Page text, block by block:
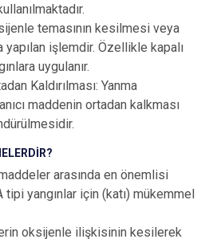
temasının kesilmesi veya
yapılan işlemdir. Özellikle kapalı
uygulanır.
Kaldırılması: Yanma
maddenin ortadan kalkması
arasında en önemlisi
yangınlar için (katı) mükemmel
oksijenle ilişkisinin kesilerek